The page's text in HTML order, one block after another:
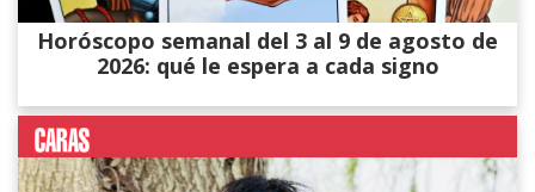
Horóscopo semanal del 3 al 9 de agosto de
2026: qué le espera a cada signo